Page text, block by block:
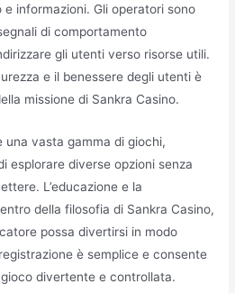
informazioni. Gli operatori sono
di comportamento
gli utenti verso risorse utili.
e il benessere degli utenti è
missione di Sankra Casino.
vasta gamma di giochi,
esplorare diverse opzioni senza
L’educazione e la
della filosofia di Sankra Casino,
possa divertirsi in modo
è semplice e consente
divertente e controllata.